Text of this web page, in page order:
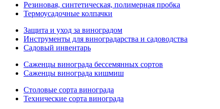
Резиновая, синтетическая, полимерная пробка
Термоусадочные колпачки
Защита и уход за виноградом
Инструменты для виноградарства и садоводства
Садовый инвентарь
Саженцы винограда бессемянных сортов
Саженцы винограда кишмиш
Столовые сорта винограда
Технические сорта винограда